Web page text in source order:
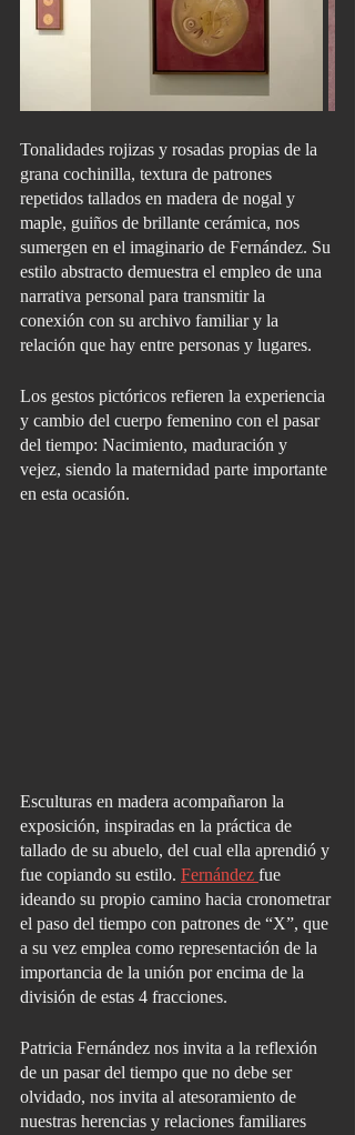
Tonalidades rojizas y rosadas propias de la
grana cochinilla, textura de patrones
repetidos tallados en madera de nogal y
maple, guiños de brillante cerámica, nos
sumergen en el imaginario de Fernández. Su
estilo abstracto demuestra el empleo de una
narrativa personal para transmitir la
conexión con su archivo familiar y la
relación que hay entre personas y lugares.
Los gestos pictóricos refieren la experiencia
y cambio del cuerpo femenino con el pasar
del tiempo: Nacimiento, maduración y
vejez, siendo la maternidad parte importante
en esta ocasión.
Esculturas en madera acompañaron la
exposición, inspiradas en la práctica de
tallado de su abuelo, del cual ella aprendió y
fue copiando su estilo. Fernández fue
ideando su propio camino hacia cronometrar
el paso del tiempo con patrones de “X”, que
a su vez emplea como representación de la
importancia de la unión por encima de la
división de estas 4 fracciones.
Patricia Fernández nos invita a la reflexión
de un pasar del tiempo que no debe ser
olvidado, nos invita al atesoramiento de
nuestras herencias y relaciones familiares